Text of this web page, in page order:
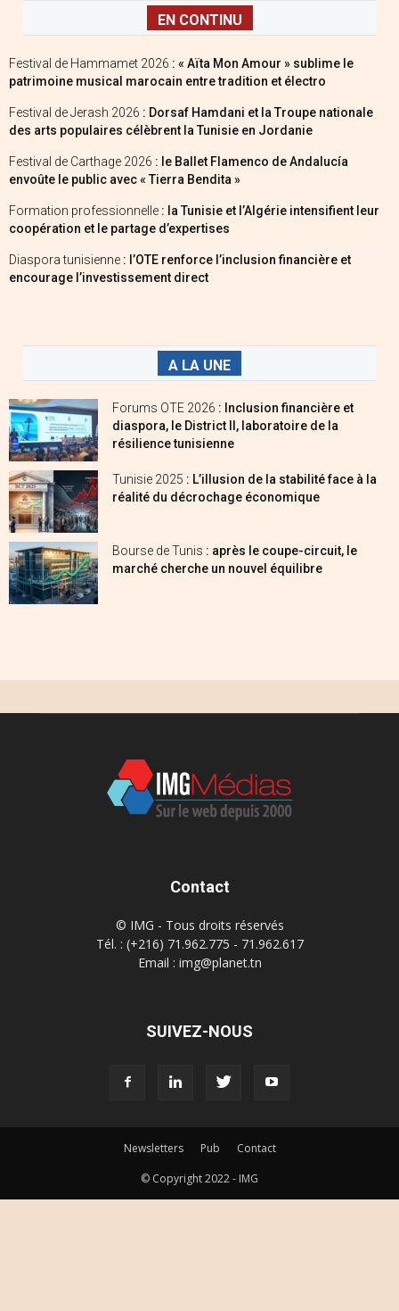
EN CONTINU
Festival de Hammamet 2026 : « Aïta Mon Amour » sublime le
patrimoine musical marocain entre tradition et électro
Festival de Jerash 2026 : Dorsaf Hamdani et la Troupe nationale
des arts populaires célèbrent la Tunisie en Jordanie
Festival de Carthage 2026 : le Ballet Flamenco de Andalucía
envoûte le public avec « Tierra Bendita »
Formation professionnelle : la Tunisie et l’Algérie intensifient leur
coopération et le partage d’expertises
Diaspora tunisienne : l’OTE renforce l’inclusion financière et
encourage l’investissement direct
A LA UNE
Forums OTE 2026 : Inclusion financière et
diaspora, le District II, laboratoire de la
résilience tunisienne
Tunisie 2025 : L’illusion de la stabilité face à la
réalité du décrochage économique
Bourse de Tunis : après le coupe-circuit, le
marché cherche un nouvel équilibre
Contact
© IMG - Tous droits réservés
Tél. : (+216) 71.962.775 - 71.962.617
Email : img@planet.tn
SUIVEZ-NOUS
Newsletters Pub
Contact
© Copyright 2022 - IMG